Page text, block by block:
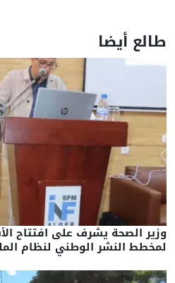
طالع أيضا
وزير الصحة يشرف على افتتاح
لمخطط النشر الوطني لنظام